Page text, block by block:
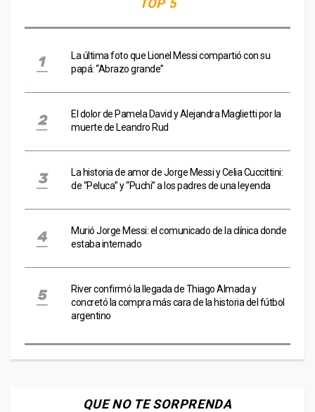
TOP 5
La última foto que Lionel Messi compartió con su
papá: “Abrazo grande”
El dolor de Pamela David y Alejandra Maglietti por la
muerte de Leandro Rud
La historia de amor de Jorge Messi y Celia Cuccittini:
de “Peluca” y “Puchi” a los padres de una leyenda
Murió Jorge Messi: el comunicado de la clínica donde
estaba internado
River confirmó la llegada de Thiago Almada y
concretó la compra más cara de la historia del fútbol
argentino
QUE NO TE SORPRENDA